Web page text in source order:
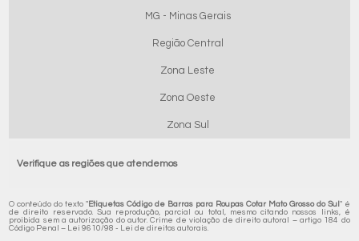
MG - Minas Gerais
Região Central
Zona Leste
Zona Oeste
Zona Sul
Verifique as regiões que atendemos
O conteúdo do texto " Etiquetas Código de Barras para Roupas Cotar Mato Grosso do Sul " é
de direito reservado. Sua reprodução, parcial ou total, mesmo citando nossos links, é
proibida sem a autorização do autor. Crime de violação de direito autoral – artigo 184 do
Código Penal – Lei 9610/98 - Lei de direitos autorais.